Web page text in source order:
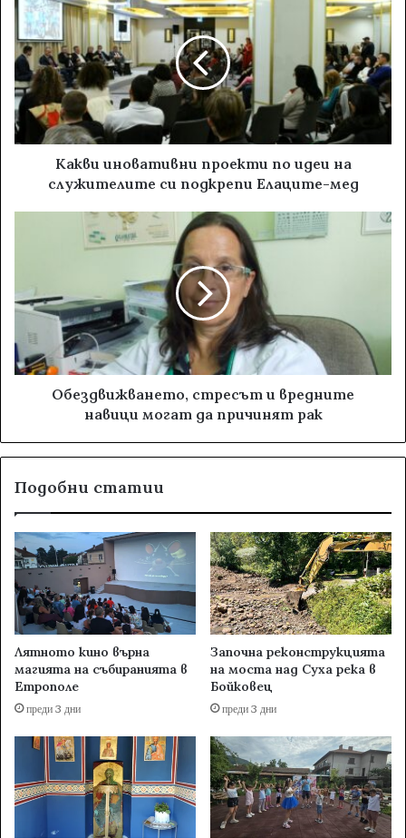
Какви иновативни проекти по идеи на
служителите си подкрепи Елаците-мед
Обездвижването, стресът и вредните
навици могат да причинят рак
Подобни статии
Лятното кино върна
магията на събиранията в
Етрополе
преди 3 дни
Започна реконструкцията
на моста над Суха река в
Бойковец
преди 3 дни